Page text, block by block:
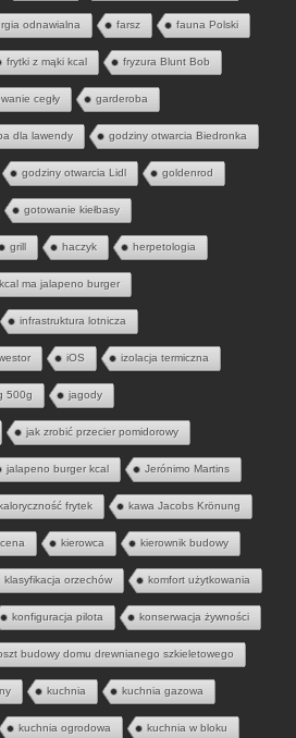
odnawialna farsz fauna Polski
frytki z mąki kcal fryzura Blunt Bob
cegły garderoba
dla lawendy godziny otwarcia Biedronka
godziny otwarcia Lidl goldenrod
gotowanie kiełbasy
grill haczyk herpetologia
ma jalapeno burger
infrastruktura lotnicza
iOS izolacja termiczna
500g jagody
jak zrobić przecier pomidorowy
jalapeno burger kcal Jerónimo Martins
frytek kawa Jacobs Krönung
kierowca kierownik budowy
klasyfikacja orzechów komfort użytkowania
konfiguracja pilota konserwacja żywności
budowy domu drewnianego szkieletowego
kuchnia kuchnia gazowa
kuchnia ogrodowa kuchnia w bloku